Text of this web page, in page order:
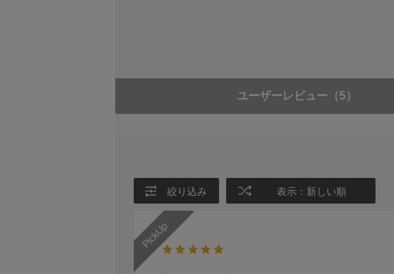
撮影距離が0.16mのとき：f/5.6
イッチ
アタッチメントサイズ（フ
ィルターサイズ）
ユーザーレビュー （5）
絞り込み 表示：新しい順